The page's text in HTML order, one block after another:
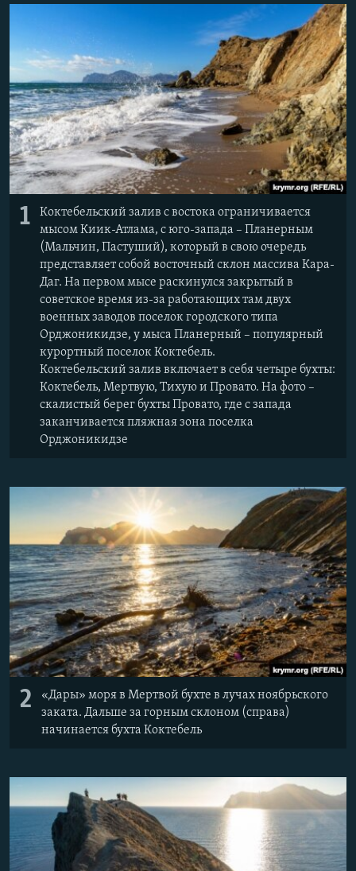
КРЫМ.НЕПОКОРЕННЫЙ
УКРАИНСКАЯ ПРОБЛЕМА КРЫМА
Все сайты RFE/RL
1
Коктебельский залив с востока ограничивается
мысом Киик-Атлама, с юго-запада – Планерным
(Мальчин, Пастуший), который в свою очередь
представляет собой восточный склон массива Кара-
Даг. На первом мысе раскинулся закрытый в
советское время из-за работающих там двух
военных заводов поселок городского типа
Орджоникидзе, у мыса Планерный – популярный
курортный поселок Коктебель.
Коктебельский залив включает в себя четыре бухты:
Коктебель, Мертвую, Тихую и Провато. На фото –
скалистый берег бухты Провато, где с запада
заканчивается пляжная зона поселка
Орджоникидзе
2
«Дары» моря в Мертвой бухте в лучах ноябрьского
заката. Дальше за горным склоном (справа)
начинается бухта Коктебель